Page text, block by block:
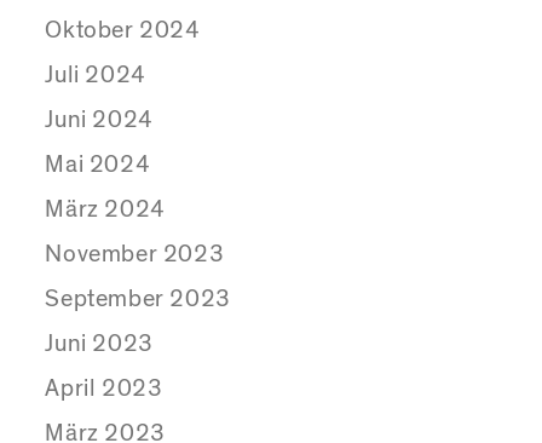
Oktober 2024
Juli 2024
Juni 2024
Mai 2024
März 2024
November 2023
September 2023
Juni 2023
April 2023
März 2023